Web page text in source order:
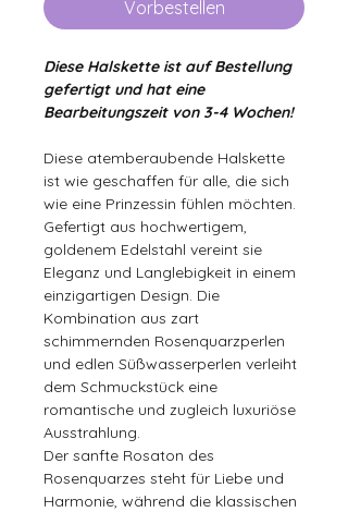
Vorbestellen
Diese Halskette ist auf Bestellung
gefertigt und hat eine
Bearbeitungszeit von 3-4 Wochen!
Diese atemberaubende Halskette
ist wie geschaffen für alle, die sich
wie eine Prinzessin fühlen möchten.
Gefertigt aus hochwertigem,
goldenem Edelstahl vereint sie
Eleganz und Langlebigkeit in einem
einzigartigen Design. Die
Kombination aus zart
schimmernden Rosenquarzperlen
und edlen Süßwasserperlen verleiht
dem Schmuckstück eine
romantische und zugleich luxuriöse
Ausstrahlung.
Der sanfte Rosaton des
Rosenquarzes steht für Liebe und
Harmonie, während die klassischen